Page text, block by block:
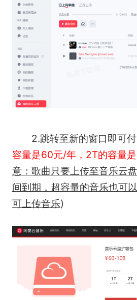
2.跳转至新的窗口即可付
容量是60元/年，2T的容量
意：歌曲只要上传至音乐云
间到期，超容量的音乐也可
可上传音乐)